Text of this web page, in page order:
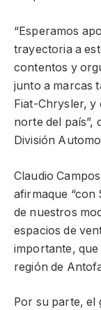
“Esperamos
trayectoria a
contentos y
junto a marcas
Fiat-Chrysler, y
norte del país”,
División
Claudio
afirmaque “con
de nuestros
espacios de
importante,
región de
Por su parte, el